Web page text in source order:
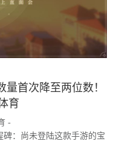
量首次降至两位数！
育
-
：尚未登陆这款手游的宝